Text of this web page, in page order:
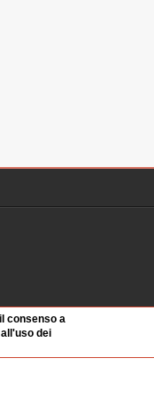
consenso a
dei